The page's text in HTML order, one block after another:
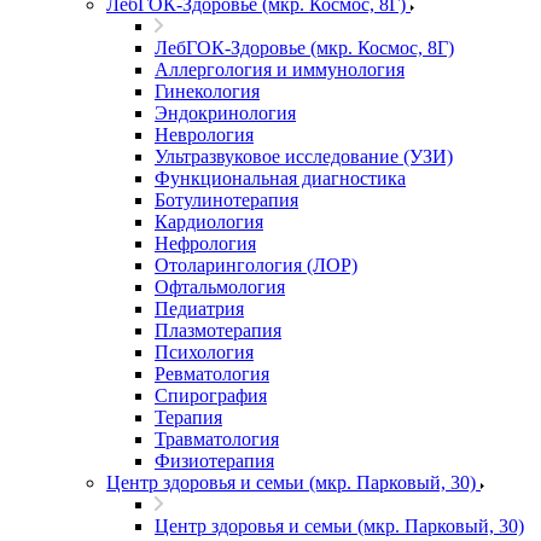
ЛебГОК-Здоровье (мкр. Космос, 8Г)
ЛебГОК-Здоровье (мкр. Космос, 8Г)
Аллергология и иммунология
Гинекология
Эндокринология
Неврология
Ультразвуковое исследование (УЗИ)
Функциональная диагностика
Ботулинотерапия
Кардиология
Нефрология
Отоларингология (ЛОР)
Офтальмология
Педиатрия
Плазмотерапия
Психология
Ревматология
Спирография
Терапия
Травматология
Физиотерапия
Центр здоровья и семьи (мкр. Парковый, 30)
Центр здоровья и семьи (мкр. Парковый, 30)